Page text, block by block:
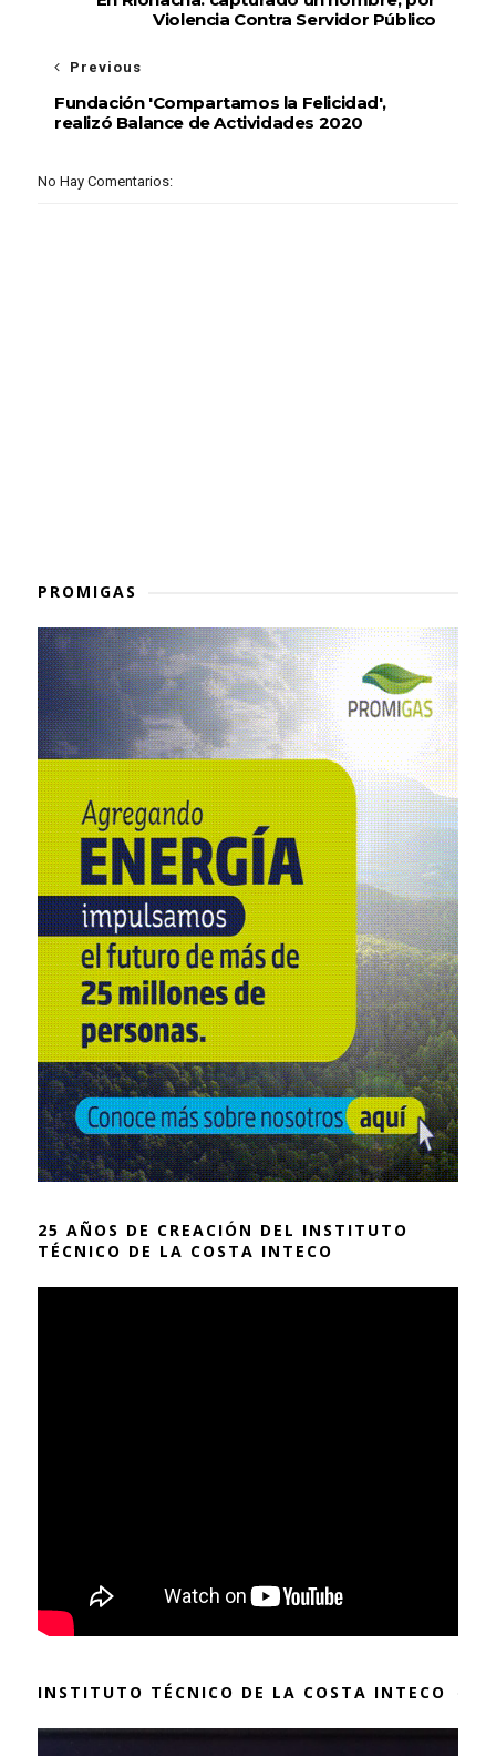
Violencia Contra Servidor Público
Previous
Fundación 'Compartamos la Felicidad',
realizó Balance de Actividades 2020
No Hay Comentarios:
PROMIGAS
25 AÑOS DE CREACIÓN DEL INSTITUTO
TÉCNICO DE LA COSTA INTECO
INSTITUTO TÉCNICO DE LA COSTA INTECO